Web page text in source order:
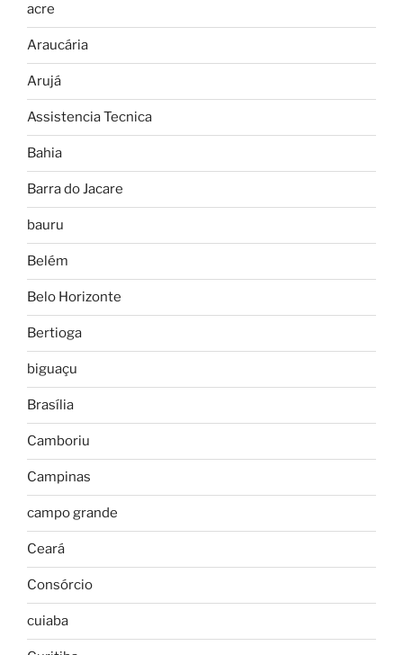
acre
Araucária
Arujá
Assistencia Tecnica
Bahia
Barra do Jacare
bauru
Belém
Belo Horizonte
Bertioga
biguaçu
Brasília
Camboriu
Campinas
campo grande
Ceará
Consórcio
cuiaba